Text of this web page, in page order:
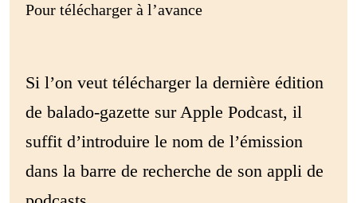
Pour télécharger à l’avance
Si l’on veut télécharger la dernière édition
de balado-gazette sur Apple Podcast, il
suffit d’introduire le nom de l’émission
dans la barre de recherche de son appli de